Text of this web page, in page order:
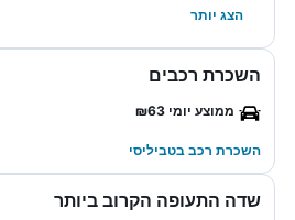
הצג יותר
השכרת רכבים
ממוצע יומי ₪63
השכרת רכב בטביליסי
שדה התעופה הקרוב ביותר